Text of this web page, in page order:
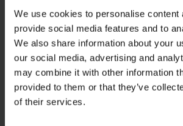
We use cookies to personalise content
provide social media features and to
We also share information about your
our social media, advertising and
may combine it with other information
provided to them or that they’ve
of their services.
Nicht das Passende
Wenn Sie nicht gefunden haben,
gesucht haben, kontaktieren Sie
helfen Ihnen gerne weiter!